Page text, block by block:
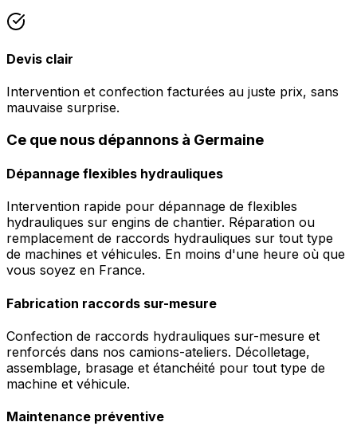
Devis clair
Intervention et confection facturées au juste prix, sans
mauvaise surprise.
Ce que nous dépannons à Germaine
Dépannage flexibles hydrauliques
Intervention rapide pour dépannage de flexibles
hydrauliques sur engins de chantier. Réparation ou
remplacement de raccords hydrauliques sur tout type
de machines et véhicules. En moins d'une heure où que
vous soyez en France.
Fabrication raccords sur-mesure
Confection de raccords hydrauliques sur-mesure et
renforcés dans nos camions-ateliers. Décolletage,
assemblage, brasage et étanchéité pour tout type de
machine et véhicule.
Maintenance préventive